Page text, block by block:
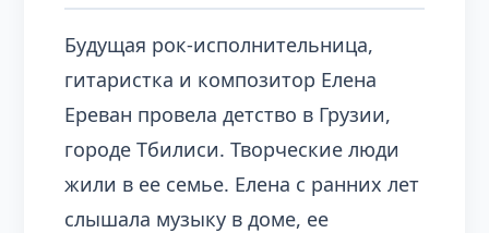
Будущая рок-исполнительница,
гитаристка и композитор Елена
Ереван провела детство в Грузии,
городе Тбилиси. Творческие люди
жили в ее семье. Елена с ранних лет
слышала музыку в доме, ее